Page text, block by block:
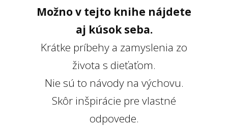
Možno v tejto knihe nájdete
aj kúsok seba.
Krátke príbehy a zamyslenia zo
života s dieťaťom.
Nie sú to návody na výchovu.
Skôr inšpirácie pre vlastné
odpovede.